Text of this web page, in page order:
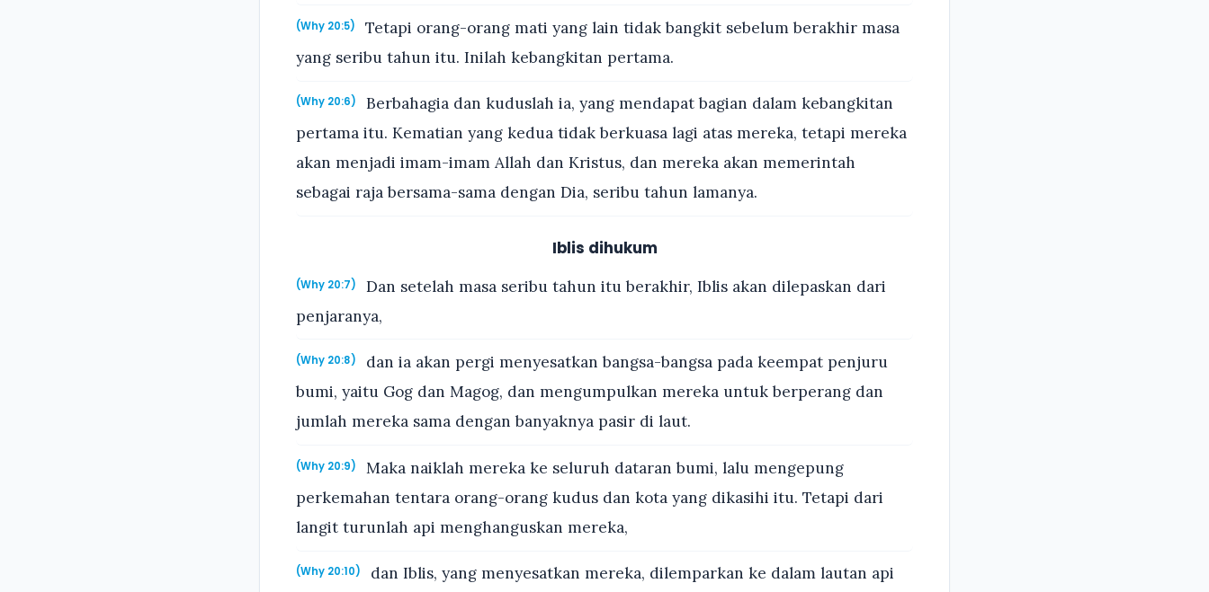
(Why 20:5)
Tetapi orang-orang mati yang lain tidak bangkit sebelum berakhir masa
yang seribu tahun itu. Inilah kebangkitan pertama.
(Why 20:6)
Berbahagia dan kuduslah ia, yang mendapat bagian dalam kebangkitan
pertama itu. Kematian yang kedua tidak berkuasa lagi atas mereka, tetapi mereka
akan menjadi imam-imam Allah dan Kristus, dan mereka akan memerintah
sebagai raja bersama-sama dengan Dia, seribu tahun lamanya.
Iblis dihukum
(Why 20:7)
Dan setelah masa seribu tahun itu berakhir, Iblis akan dilepaskan dari
penjaranya,
(Why 20:8)
dan ia akan pergi menyesatkan bangsa-bangsa pada keempat penjuru
bumi, yaitu Gog dan Magog, dan mengumpulkan mereka untuk berperang dan
jumlah mereka sama dengan banyaknya pasir di laut.
(Why 20:9)
Maka naiklah mereka ke seluruh dataran bumi, lalu mengepung
perkemahan tentara orang-orang kudus dan kota yang dikasihi itu. Tetapi dari
langit turunlah api menghanguskan mereka,
(Why 20:10)
dan Iblis, yang menyesatkan mereka, dilemparkan ke dalam lautan api